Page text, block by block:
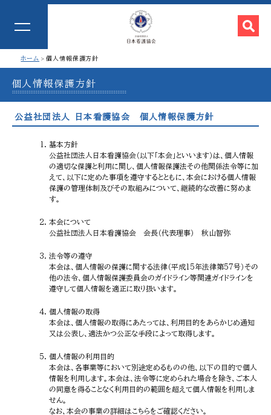
ホーム 個人情報保護方針
個人情報保護方針
公益社団法人 日本看護協会 個人情報保護方針
基本方針
公益社団法人日本看護協会（以下「本会」といいます）は、個人情報
の適切な保護と利用に関し、個人情報保護法その他関係法令等に加
えて、以下に定めた事項を遵守するとともに、本会における個人情報
保護の管理体制及びその取組みについて、継続的な改善に努めま
す。
本会について
公益社団法人日本看護協会 会長（代表理事） 秋山智弥
法令等の遵守
本会は、個人情報の保護に関する法律（平成15年法律第57号）その
他の法令、個人情報保護委員会のガイドライン等関連ガイドラインを
遵守して個人情報を適正に取り扱います。
個人情報の取得
本会は、個人情報の取得にあたっては、利用目的をあらかじめ通知
又は公表し、適法かつ公正な手段によって取得します。
個人情報の利用目的
本会は、各事業等において別途定めるものの他、以下の目的で個人
情報を利用します。本会は、法令等に定められた場合を除き、ご本人
の同意を得ることなく利用目的の範囲を超えて個人情報を利用しま
せん。
なお、本会の事業の詳細はこちらをご確認ください。